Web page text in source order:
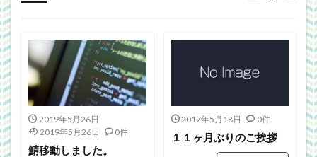
2019年5月26日
2019年5月26日
0件
鯖移動しました。
2017年5月18日 0件
１１ヶ月ぶりのご挨拶
theme作成
TheSims3
Webgraphics
wordpress
WorldNews
βテスト
アンライト
ブラウザゲーム
三國志Online
動画
口蹄疫